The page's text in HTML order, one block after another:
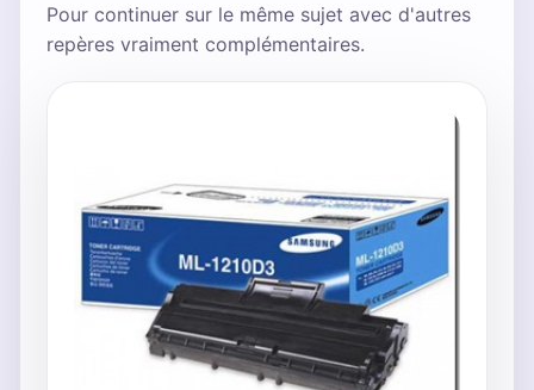
Pour continuer sur le même sujet avec d'autres
repères vraiment complémentaires.